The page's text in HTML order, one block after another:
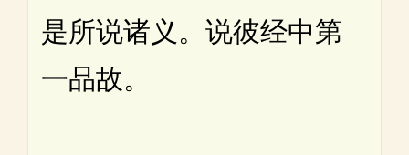
是所说诸义。说彼经中第
一品故。